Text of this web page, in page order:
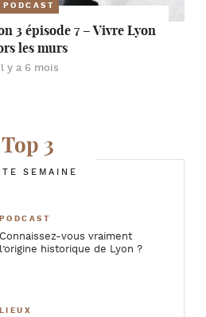
PODCAST
3 épisode 7 – Vivre Lyon
les murs
y a 6 mois
Top 3
SEMAINE
PODCAST
Connaissez-vous vraiment
l’origine historique de Lyon ?
LIEUX